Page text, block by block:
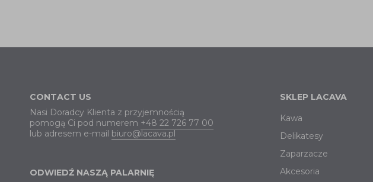
CONTACT US
Nasi Doradcy Klienta z przyjemnością
pomogą Ci pod numerem +48 22 726 77 00
lub adresem e-mail biuro@lacava.pl
ODWIEDŹ NASZĄ PALARNIĘ
SKLEP LACAVA
Kawa
Delikatesy
Zaparzacze
Akcesoria